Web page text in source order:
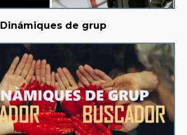
Dinámiques de grup